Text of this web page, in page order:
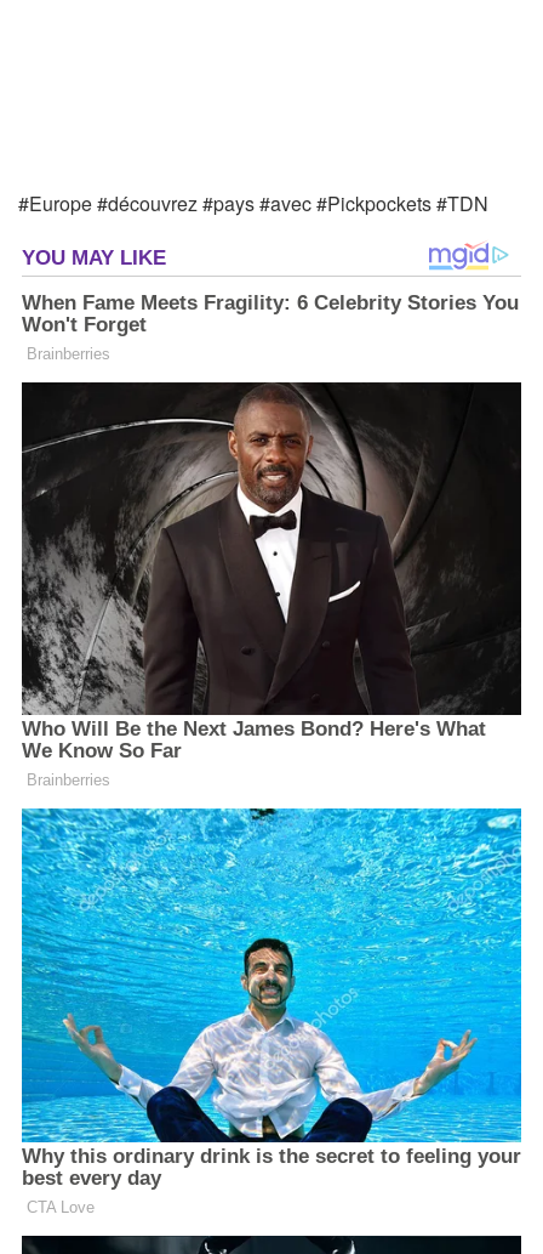
#Europe #découvrez #pays #avec #Pickpockets #TDN